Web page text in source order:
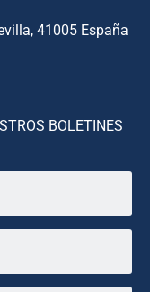
41005 España
BOLETINES